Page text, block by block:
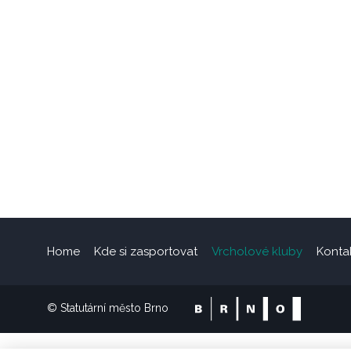
Home Kde si zasportovat Vrcholové kluby
© Statutární město Brno